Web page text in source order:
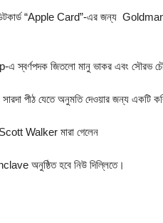
“Apple Card”-এর জন্য
জিতলো মানু ভাকর এবং সৌরভ
সারদা পীঠ যেতে অনুমতি দেওয়ার জন্য
Walker মারা গেলেন
অনুষ্ঠিত হবে নিউ দিল্লিতে।